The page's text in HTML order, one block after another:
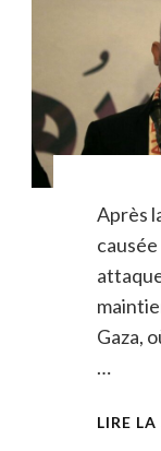
Après
Gaza,
…
LIRE